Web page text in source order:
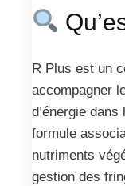
R Plus est un
accompagner
d’énergie dans
formule
nutriments
gestion des